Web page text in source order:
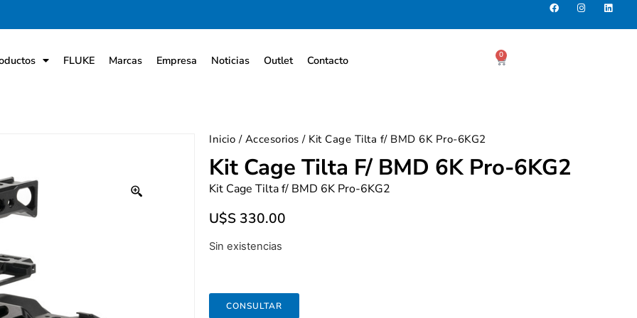
FLUKE Marcas Empresa Noticias Outlet Contacto 0
Inicio / Accesorios / Kit Cage Tilta f/ BMD 6K Pro-6KG2
Kit Cage Tilta F/ BMD 6K Pro-6KG2
Kit Cage Tilta f/ BMD 6K Pro-6KG2
U$S 330.00
Sin existencias
CONSULTAR